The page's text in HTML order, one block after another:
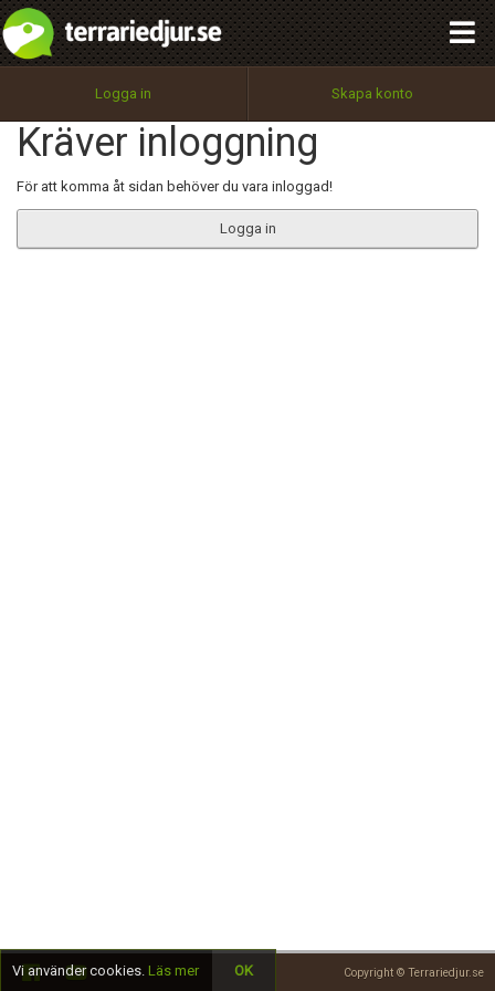
Logga in Skapa konto
Kräver inloggning
För att komma åt sidan behöver du vara inloggad!
Logga in
Copyright © Terrariedjur.se
Utför
100%
OK
integritetspolicy
Namn:
Epost:
Begär nytt lösenord
Tillbaka till förstasidan
Vi använder cookies. Läs mer OK